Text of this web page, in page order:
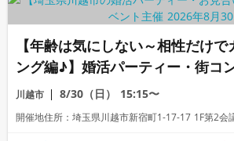
【年齢は気にしない～相性だけで
ング編♪】婚活パーティー・街コ
剣な出会い～
川越市 8/30（日） 15:15〜
開催地住所：埼玉県川越市新宿町1-17-17 1F第2会